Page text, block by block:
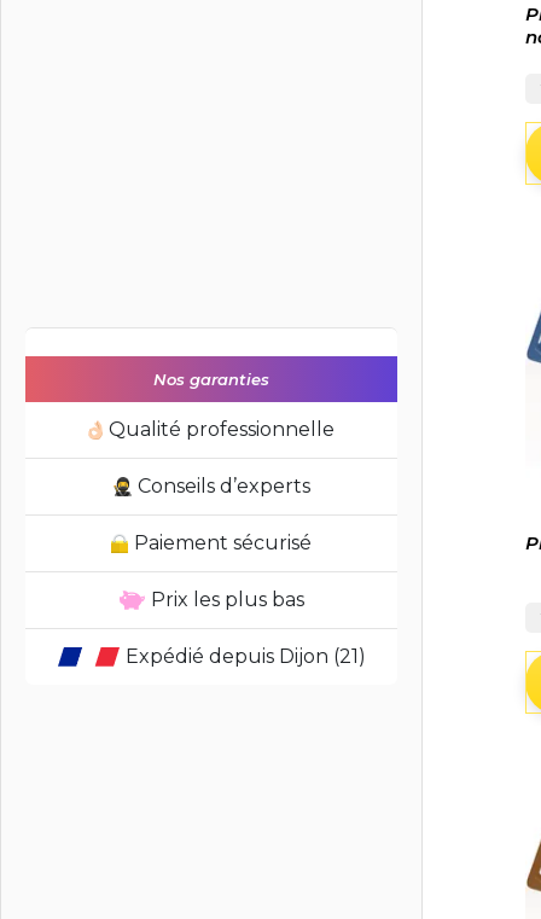
Nos garanties
Qualité professionnelle
Conseils d’experts
Paiement sécurisé
Prix les plus bas
Expédié depuis Dijon (21)